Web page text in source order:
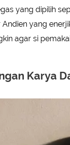
yang dipilih
yang
agar si
Karya